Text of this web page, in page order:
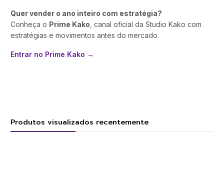
Quer vender o ano inteiro com estratégia?
Conheça o Prime Kako , canal oficial da Studio Kako com
estratégias e movimentos antes do mercado.
Entrar no Prime Kako →
Produtos visualizados recentemente